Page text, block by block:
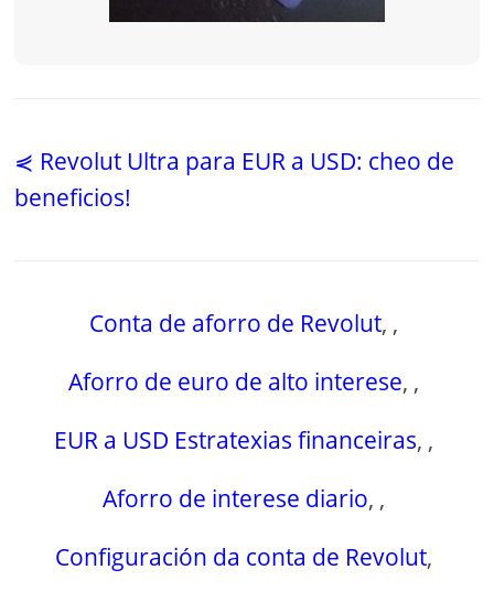
⋞ Revolut Ultra para EUR a USD: cheo de
beneficios!
Conta de aforro de Revolut, ,
Aforro de euro de alto interese, ,
EUR a USD Estratexias financeiras, ,
Aforro de interese diario, ,
Configuración da conta de Revolut,